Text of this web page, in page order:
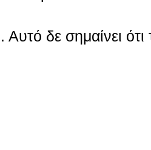
δε σημαίνει ότι